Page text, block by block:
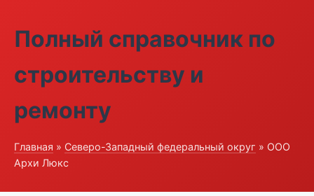
Полный справочник по
строительству и
ремонту
Главная » Северо-Западный федеральный округ » ООО
Архи Люкс